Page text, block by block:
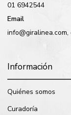
01 6942544
Email
Información
Quiénes somos
Curadoría